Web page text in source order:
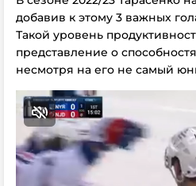
добавив к этому 3 важных
Такой уровень
представление о
несмотря на его не самый